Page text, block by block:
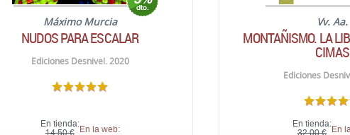
Máximo Murcia
NUDOS PARA ESCALAR
Ediciones Desnivel. 2020
En tienda:
14,50 € En la web:
Vv. Aa.
MONTAÑISMO. LA
CIMAS
Ediciones
En tienda:
32,00 € En